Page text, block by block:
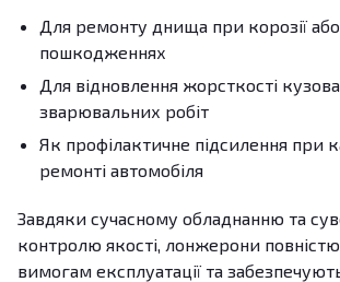
Для ремонту днища при корозії
пошкодженнях
Для відновлення жорсткості кузова
зварювальних робіт
Як профілактичне підсилення при
ремонті автомобіля
Завдяки сучасному обладнанню та
контролю якості, лонжерони
вимогам експлуатації та